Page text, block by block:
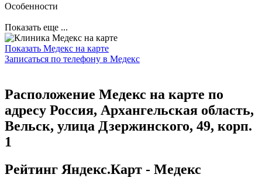
Особенности
Показать еще ...
Показать Медекс на карте
Записаться по телефону в Медекс
Расположение Медекс на карте по
адресу Россия, Архангельская область,
Вельск, улица Дзержинского, 49, корп.
1
Рейтинг Яндекс.Карт - Медекс